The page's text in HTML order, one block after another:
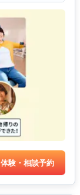
体験・相談予約